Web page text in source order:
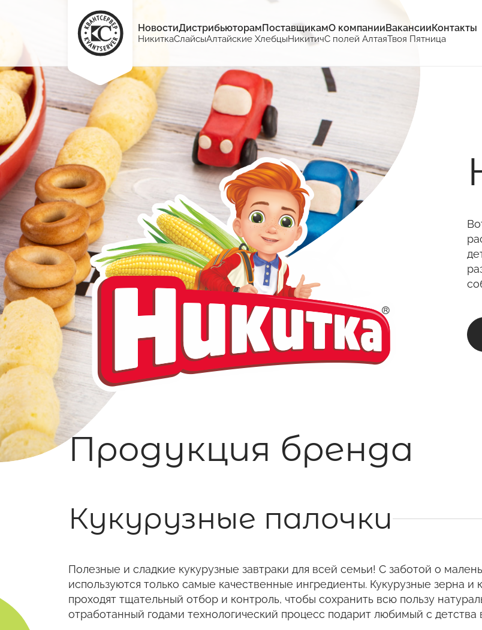
НовостиДистрибьюторамПоставщикамО компанииВакансииКонтакты
НикиткаСлайсыАлтайские ХлебцыНикитичС полей АлтаяТвоя Пятница
Продукция бренда
Кукурузные палочки
Полезные и сладкие кукурузные завтраки для всей семьи! С заботой о
используются только самые качественные ингредиенты. Кукурузные зерна и
проходят тщательный отбор и контроль, чтобы сохранить всю пользу
отработанный годами технологический процесс подарит любимый с детства